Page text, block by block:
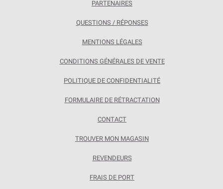
PARTENAIRES
QUESTIONS / RÉPONSES
MENTIONS LÉGALES
CONDITIONS GÉNÉRALES DE VENTE
POLITIQUE DE CONFIDENTIALITÉ
FORMULAIRE DE RÉTRACTATION
CONTACT
TROUVER MON MAGASIN
REVENDEURS
FRAIS DE PORT